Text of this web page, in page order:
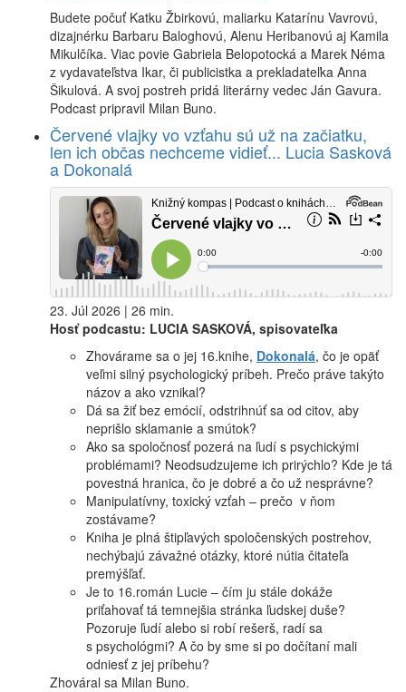
Budete počuť Katku Žbirkovú, maliarku Katarínu Vavrovú,
dizajnérku Barbaru Baloghovú, Alenu Heribanovú aj Kamila
Mikulčíka. Viac povie Gabriela Belopotocká a Marek Néma
z vydavateľstva Ikar, či publicistka a prekladateľka Anna
Šikulová. A svoj postreh pridá literárny vedec Ján Gavura.
Podcast pripravil Milan Buno.
Červené vlajky vo vzťahu sú už na začiatku,
len ich občas nechceme vidieť... Lucia Sasková
a Dokonalá
23. Júl 2026 | 26 min.
Hosť podcastu: LUCIA SASKOVÁ, spisovateľka
Zhovárame sa o jej 16.knihe, Dokonalá, čo je opäť
veľmi silný psychologický príbeh. Prečo práve takýto
názov a ako vznikal?
Dá sa žiť bez emócií, odstrihnúť sa od citov, aby
neprišlo sklamanie a smútok?
Ako sa spoločnosť pozerá na ľudí s psychickými
problémami? Neodsudzujeme ich prirýchlo? Kde je tá
povestná hranica, čo je dobré a čo už nesprávne?
Manipulatívny, toxický vzťah – prečo v ňom
zostávame?
Kniha je plná štipľavých spoločenských postrehov,
nechýbajú závažné otázky, ktoré nútia čitateľa
premýšľať.
Je to 16.román Lucie – čím ju stále dokáže
priťahovať tá temnejšia stránka ľudskej duše?
Pozoruje ľudí alebo si robí rešerš, radí sa
s psychológmi? A čo by sme si po dočítaní mali
odniesť z jej príbehu?
Zhováral sa Milan Buno.